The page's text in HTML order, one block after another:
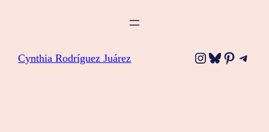
Cynthia Rodríguez Juárez Instagram
Bluesky